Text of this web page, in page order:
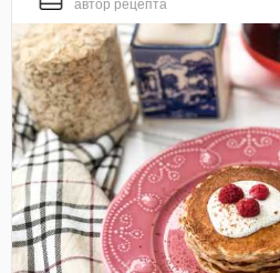
автор рецепта